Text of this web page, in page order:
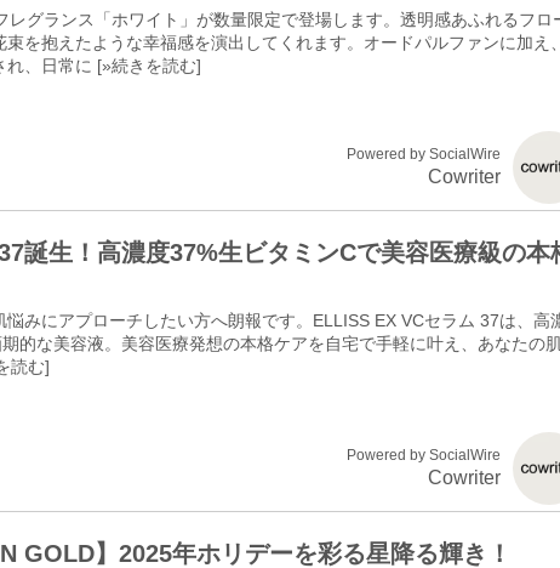
グランス「ホワイト」が数量限定で登場します。透明感あふれるフロ
を抱えたような幸福感を演出してくれます。オードパルファンに加え
れ、日常に [»続きを読む]
Powered by SocialWire
Cowriter
誕生！高濃度37%生ビタミンCで美容医療級の本
みにアプローチしたい方へ朗報です。ELLISS EX VCセラム 37は、高
的な美容液。美容医療発想の本格ケアを自宅で手軽に叶え、あなたの
読む]
Powered by SocialWire
Cowriter
GOLD】2025年ホリデーを彩る星降る輝き！